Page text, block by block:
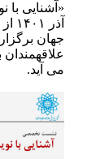
جهان
می آید.